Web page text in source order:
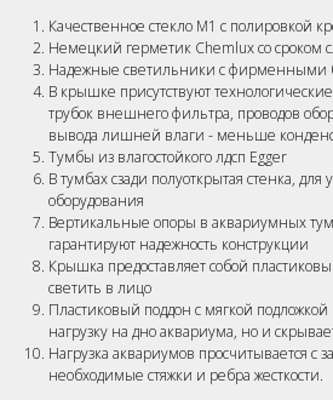
Качественное стекло М1 с полировкой
Немецкий герметик Chemlux со сроком
Надежные светильники c фирменными
В крышке присутствуют
трубок внешнего фильтра, проводов
вывода лишней влаги - меньше
Тумбы из влагостойкого лдсп Egger
В тумбах сзади полуоткрытая стенка, для
оборудования
Вертикальные опоры в аквариумных
гарантируют надежность конструкции
Крышка предоставляет собой
светить в лицо
Пластиковый поддон с мягкой подложкой
нагрузку на дно аквариума, но и
Нагрузка аквариумов просчитывается с
необходимые стяжки и ребра жесткости.